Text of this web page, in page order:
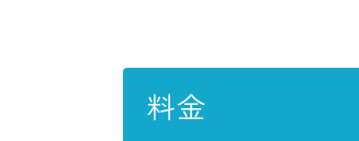
料金